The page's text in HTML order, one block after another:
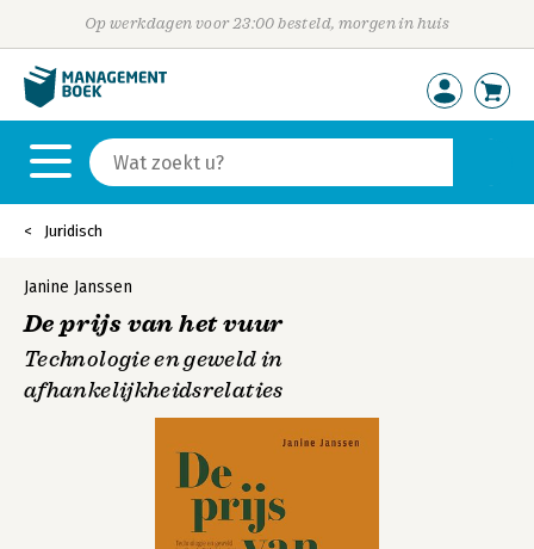
Op werkdagen voor 23:00 besteld, morgen in huis
Juridisch
Janine Janssen
De prijs van het vuur
Technologie en geweld in
afhankelijkheidsrelaties